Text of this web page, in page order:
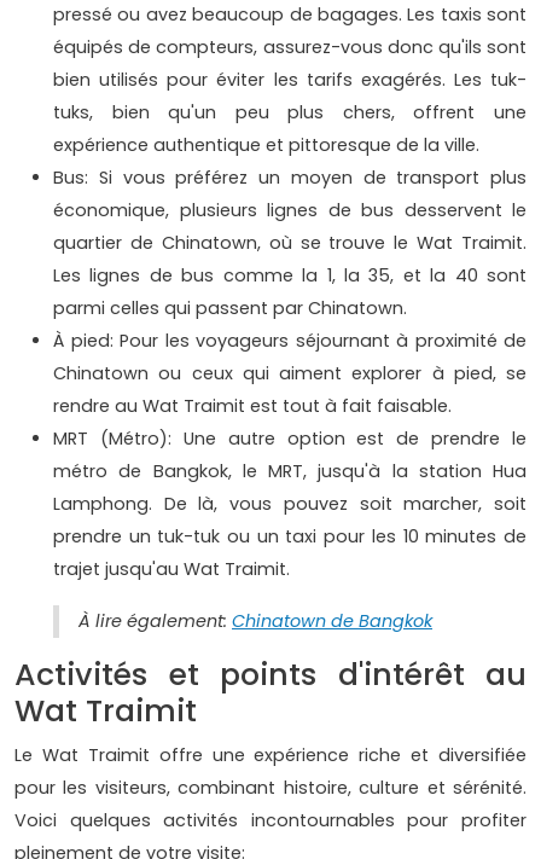
pressé ou avez beaucoup de bagages. Les taxis sont
équipés de compteurs, assurez-vous donc qu'ils sont
bien utilisés pour éviter les tarifs exagérés. Les tuk-
tuks, bien qu'un peu plus chers, offrent une
expérience authentique et pittoresque de la ville.
Bus: Si vous préférez un moyen de transport plus
économique, plusieurs lignes de bus desservent le
quartier de Chinatown, où se trouve le Wat Traimit.
Les lignes de bus comme la 1, la 35, et la 40 sont
parmi celles qui passent par Chinatown.
À pied: Pour les voyageurs séjournant à proximité de
Chinatown ou ceux qui aiment explorer à pied, se
rendre au Wat Traimit est tout à fait faisable.
MRT (Métro): Une autre option est de prendre le
métro de Bangkok, le MRT, jusqu'à la station Hua
Lamphong. De là, vous pouvez soit marcher, soit
prendre un tuk-tuk ou un taxi pour les 10 minutes de
trajet jusqu'au Wat Traimit.
À lire également: Chinatown de Bangkok
Activités et points d'intérêt au
Wat Traimit
Le Wat Traimit offre une expérience riche et diversifiée
pour les visiteurs, combinant histoire, culture et sérénité.
Voici quelques activités incontournables pour profiter
pleinement de votre visite: